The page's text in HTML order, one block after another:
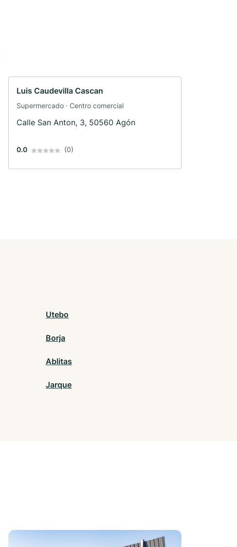
Luis Caudevilla Cascan
Supermercado · Centro comercial
Calle San Anton, 3, 50560 Agón
0.0 (0)
Utebo
Borja
Ablitas
Jarque